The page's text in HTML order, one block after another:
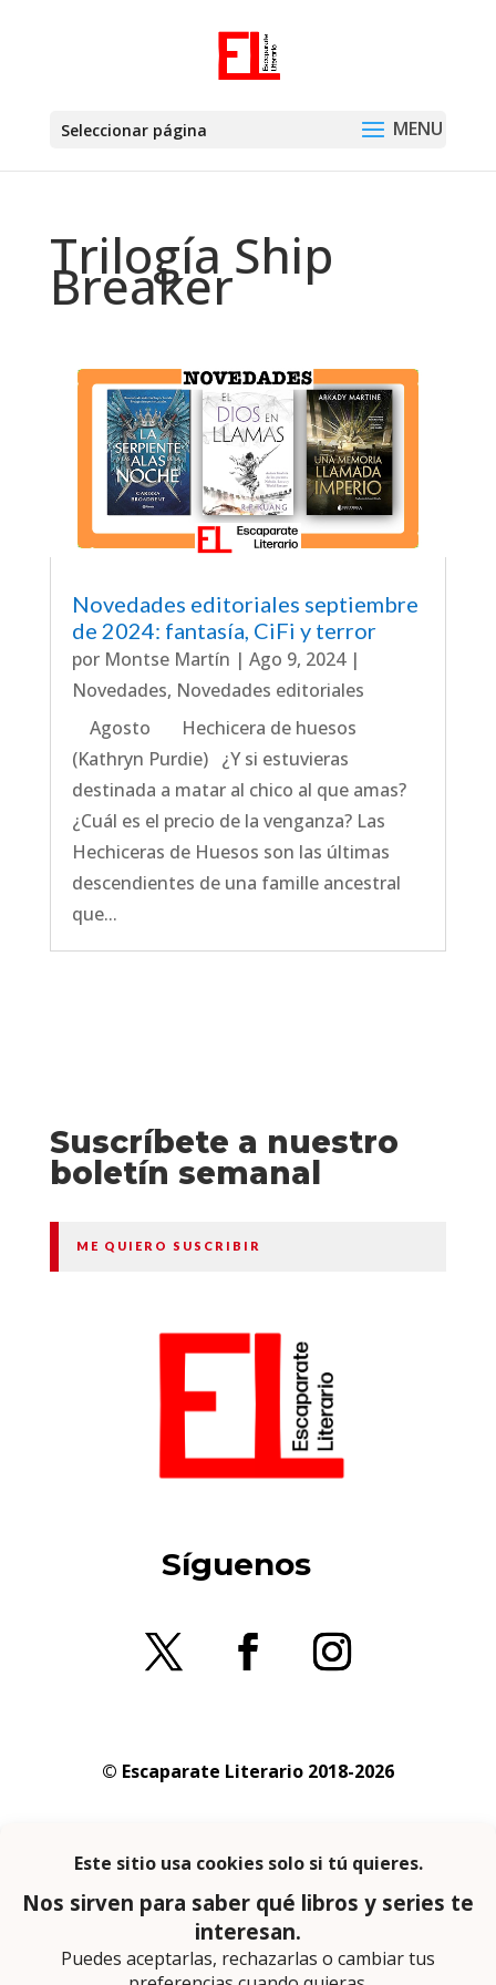
Seleccionar página
Trilogía Ship
Breaker
Novedades editoriales septiembre
de 2024: fantasía, CiFi y terror
por Montse Martín | Ago 9, 2024|
Novedades, Novedades editoriales
Agosto Hechicera de huesos
(Kathryn Purdie) ¿Y si estuvieras
destinada a matar al chico al que amas?
¿Cuál es el precio de la venganza? Las
Hechiceras de Huesos son las últimas
descendientes de una famille ancestral
que...
Suscríbete a nuestro
boletín semanal
ME QUIERO SUSCRIBIR
Síguenos
© Escaparate Literario 2018-2026
privacidad
En calidad de afiliado de Amazon obtengo